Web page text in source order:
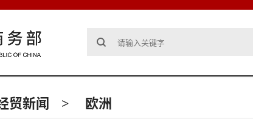
贸新闻 > 欧洲